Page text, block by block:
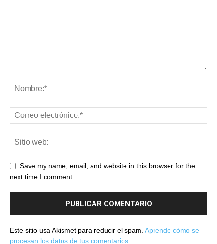
Save my name, email, and website in this browser for the
next time I comment.
Este sitio usa Akismet para reducir el spam. Aprende cómo se
procesan los datos de tus comentarios